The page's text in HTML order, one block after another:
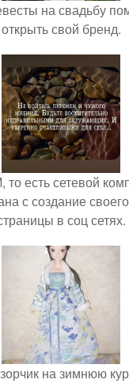
на свадьбу
открыть свой бренд.
то есть сетевой
с создание
в соц сетях.
на зимнюю